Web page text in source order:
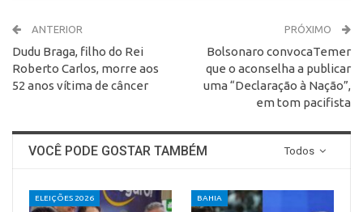
ANTERIOR
Dudu Braga, filho do Rei
Roberto Carlos, morre aos
52 anos vítima de câncer
PRÓXIMO
Bolsonaro convocaTemer
que o aconselha a publicar
uma “Declaração à Nação”,
em tom pacifista
Todos
VOCÊ PODE GOSTAR TAMBÉM
ELEIÇÕES 2026 BAHIA